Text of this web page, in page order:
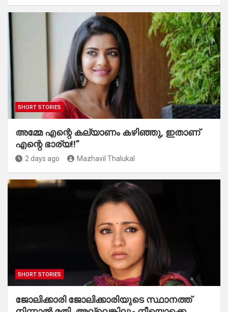
SHORT STORIES
അമ്മേ എന്റെ കല്യാണം കഴിഞ്ഞു, ഇതാണ്
എന്റെ ഭാര്യ!!”
2 days ago Mazhavil Thalukal
SHORT STORIES
ജോലിക്കാരി ജോലിക്കാരിയുടെ സ്ഥാനത്ത്